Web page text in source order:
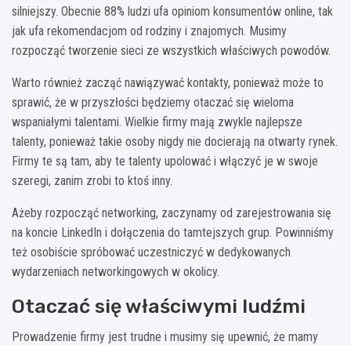
silniejszy. Obecnie 88% ludzi ufa opiniom konsumentów online, tak
jak ufa rekomendacjom od rodziny i znajomych. Musimy
rozpocząć tworzenie sieci ze wszystkich właściwych powodów.
Warto również zacząć nawiązywać kontakty, ponieważ może to
sprawić, że w przyszłości będziemy otaczać się wieloma
wspaniałymi talentami. Wielkie firmy mają zwykle najlepsze
talenty, ponieważ takie osoby nigdy nie docierają na otwarty rynek.
Firmy te są tam, aby te talenty upolować i włączyć je w swoje
szeregi, zanim zrobi to ktoś inny.
Ażeby rozpocząć networking, zaczynamy od zarejestrowania się
na koncie LinkedIn i dołączenia do tamtejszych grup. Powinniśmy
też osobiście spróbować uczestniczyć w dedykowanych
wydarzeniach networkingowych w okolicy.
Otaczać się właściwymi ludźmi
Prowadzenie firmy jest trudne i musimy się upewnić, że mamy